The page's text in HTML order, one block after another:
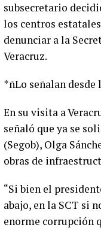
subsecretario
los centros
denunciar a la
Veracruz.
*ñLo señalan desde
En su visita a
señaló que ya se
(Segob), Olga
obras de
“Si bien el
abajo, en la SCT si
enorme corrupción